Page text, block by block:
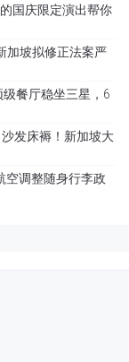
国庆限定演出帮你
加坡拟修正法案严
餐厅稳坐三星，6
发床褥！新加坡大
空调整随身行李政